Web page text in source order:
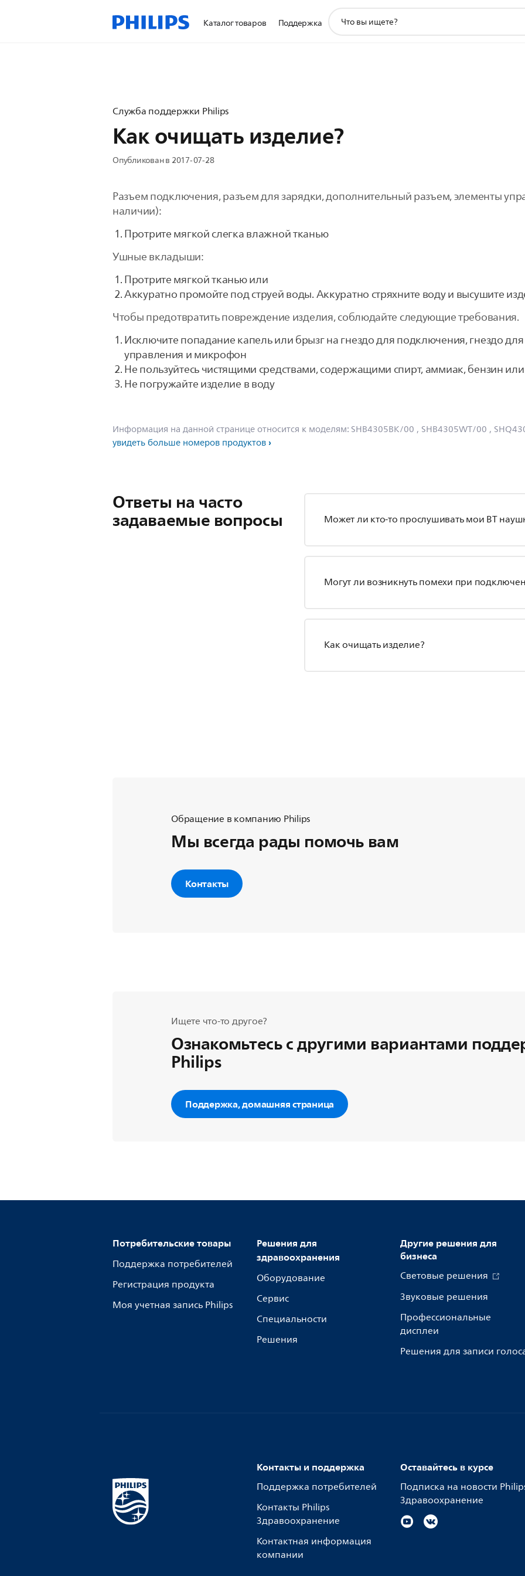
Каталог товаров Поддержка
поддержки
Служба поддержки Philips
Как очищать изделие?
Опубликован в 2017-07-28
Разъем подключения, разъем для зарядки, дополнительный разъем, элементы
наличии):
Протрите мягкой слегка влажной тканью
Ушные вкладыши:
Протрите мягкой тканью или
Aккуратно промойте под струей воды. Аккуратно стряхните воду и высушите
Чтобы предотвратить повреждение изделия, соблюдайте следующие требования.
Исключите попадание капель или брызг на гнездо для подключения, гнездо
управления и микрофон
Не пользуйтесь чистящими средствами, содержащими спирт, аммиак, бензин
Не погружайте изделие в воду
Информация на данной странице относится к моделям: SHB4305BK/00 , SHB4305WT/00 ,
увидеть больше номеров продуктов
Ответы на часто
задаваемые вопросы Может ли кто-то прослушивать мои BT
Могут ли возникнуть помехи при
Как очищать изделие?
Обращение в компанию Philips
Мы всегда рады помочь вам
Контакты
Ищете что-то другое?
Ознакомьтесь с другими вариантами
Philips
Поддержка, домашняя страница
Потребительские товары
Поддержка потребителей
Регистрация продукта
Моя учетная запись Philips
Решения для
здравоохранения
Оборудование
Сервис
Специальности
Решения
Другие решения для
бизнеса
Световые решения
Звуковые решения
Профессиональные
дисплеи
Решения для записи
Контакты и поддержка
Поддержка потребителей
Контакты Philips
Здравоохранение
Контактная информация
компании
Оставайтесь в курсе
Подписка на новости
Здравоохранение